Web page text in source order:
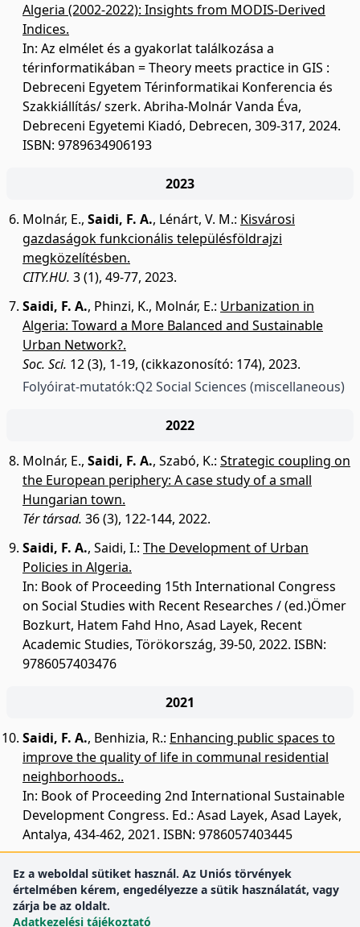
Algeria (2002-2022): Insights from MODIS-Derived
Indices.
In: Az elmélet és a gyakorlat találkozása a
térinformatikában = Theory meets practice in GIS :
Debreceni Egyetem Térinformatikai Konferencia és
Szakkiállítás/ szerk. Abriha-Molnár Vanda Éva,
Debreceni Egyetemi Kiadó, Debrecen, 309-317, 2024.
ISBN: 9789634906193
2023
Molnár, E., Saidi, F. A., Lénárt, V. M.: Kisvárosi
gazdaságok funkcionális településföldrajzi
megközelítésben.
CITY.HU. 3 (1), 49-77, 2023.
Saidi, F. A., Phinzi, K., Molnár, E.: Urbanization in
Algeria: Toward a More Balanced and Sustainable
Urban Network?.
Soc. Sci. 12 (3), 1-19, (cikkazonosító: 174), 2023.
Folyóirat-mutatók:Q2 Social Sciences (miscellaneous)
2022
Molnár, E., Saidi, F. A., Szabó, K.: Strategic coupling on
the European periphery: A case study of a small
Hungarian town.
Tér társad. 36 (3), 122-144, 2022.
Saidi, F. A., Saidi, I.: The Development of Urban
Policies in Algeria.
In: Book of Proceeding 15th International Congress
on Social Studies with Recent Researches / (ed.)Ömer
Bozkurt, Hatem Fahd Hno, Asad Layek, Recent
Academic Studies, Törökország, 39-50, 2022. ISBN:
9786057403476
2021
Saidi, F. A., Benhizia, R.: Enhancing public spaces to
improve the quality of life in communal residential
neighborhoods..
In: Book of Proceeding 2nd International Sustainable
Development Congress. Ed.: Asad Layek, Asad Layek,
Antalya, 434-462, 2021. ISBN: 9786057403445
Ez a weboldal sütiket használ. Az Uniós törvények
értelmében kérem, engedélyezze a sütik használatát, vagy
zárja be az oldalt.
Adatkezelési tájékoztató